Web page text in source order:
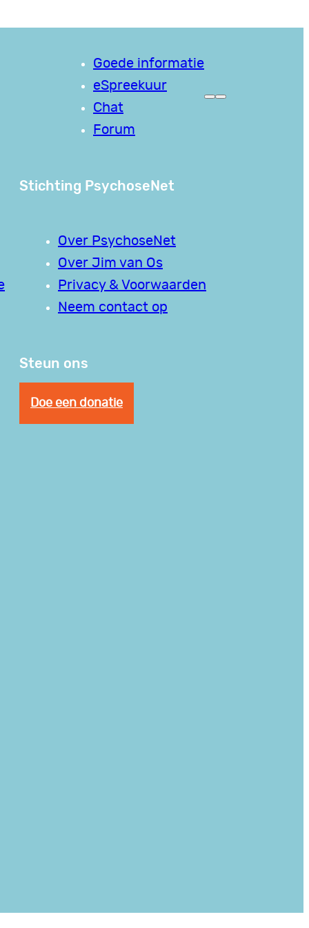
Goede informatie
eSpreekuur
Chat
Forum
Stichting PsychoseNet
Over PsychoseNet
Over Jim van Os
Privacy & Voorwaarden
Neem contact op
Steun ons
Doe een donatie